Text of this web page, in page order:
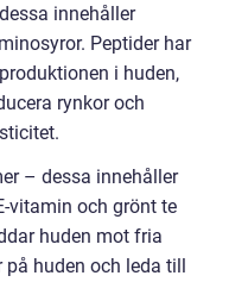
innehåller
Peptider har
i huden,
rynkor och
– dessa innehåller
vitamin och grönt te
huden mot fria
huden och leda till